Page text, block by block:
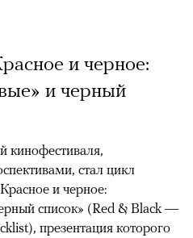
и черное:
и черный
кинофестиваля,
стал цикл
и черное:
список» (Red & Black —
презентация которого